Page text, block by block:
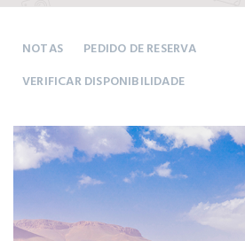
NOTAS
PEDIDO DE RESERVA
VERIFICAR DISPONIBILIDADE